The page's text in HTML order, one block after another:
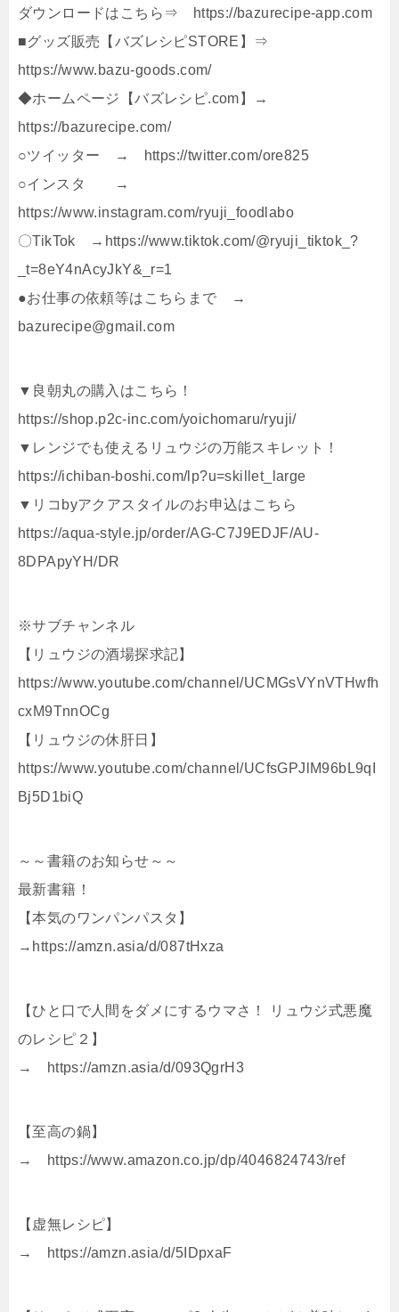
ダウンロードはこちら⇒ https://bazurecipe-app.com
■グッズ販売【バズレシピSTORE】⇒
https://www.bazu-goods.com/
◆ホームページ【バズレシピ.com】→
https://bazurecipe.com/
○ツイッター → https://twitter.com/ore825
○インスタ →
https://www.instagram.com/ryuji_foodlabo
〇TikTok →https://www.tiktok.com/@ryuji_tiktok_?
_t=8eY4nAcyJkY&_r=1
●お仕事の依頼等はこちらまで →
bazurecipe@gmail.com
▼良朝丸の購入はこちら！
https://shop.p2c-inc.com/yoichomaru/ryuji/
▼レンジでも使えるリュウジの万能スキレット！
https://ichiban-boshi.com/lp?u=skillet_large
▼リコbyアクアスタイルのお申込はこちら
https://aqua-style.jp/order/AG-C7J9EDJF/AU-
8DPApyYH/DR
※サブチャンネル
【リュウジの酒場探求記】
https://www.youtube.com/channel/UCMGsVYnVTHwfh
cxM9TnnOCg
【リュウジの休肝日】
https://www.youtube.com/channel/UCfsGPJlM96bL9qI
Bj5D1biQ
～～書籍のお知らせ～～
最新書籍！
【本気のワンパンパスタ】
→https://amzn.asia/d/087tHxza
【ひと口で人間をダメにするウマさ！ リュウジ式悪魔
のレシピ２】
→ https://amzn.asia/d/093QgrH3
【至高の鍋】
→ https://www.amazon.co.jp/dp/4046824743/ref
【虚無レシピ】
→ https://amzn.asia/d/5IDpxaF